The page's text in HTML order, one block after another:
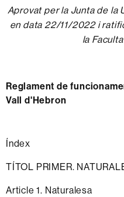
Aprovat per la Junta de la
en data 22/11/2022 i
la
Reglament de
Vall d'Hebron
Índex
TÍTOL PRIMER.
Article 1. Naturalesa